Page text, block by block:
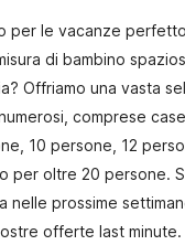
per le vacanze
di bambino
Offriamo una vasta
comprese
10 persone, 12
per oltre 20 persone.
nelle prossime
offerte last